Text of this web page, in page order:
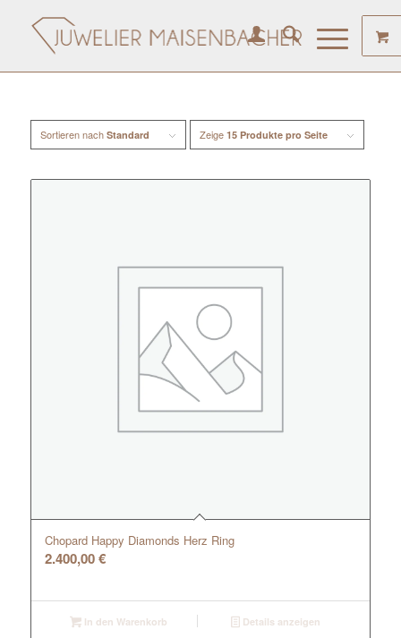
Sortieren nach Standard Zeige 15 Produkte pro Seite
Chopard Happy Diamonds Herz Ring
2.400,00€
In den Warenkorb Details anzeigen